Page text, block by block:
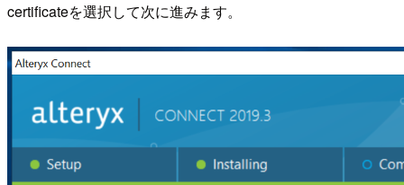
certificateを選択して次に進みます。